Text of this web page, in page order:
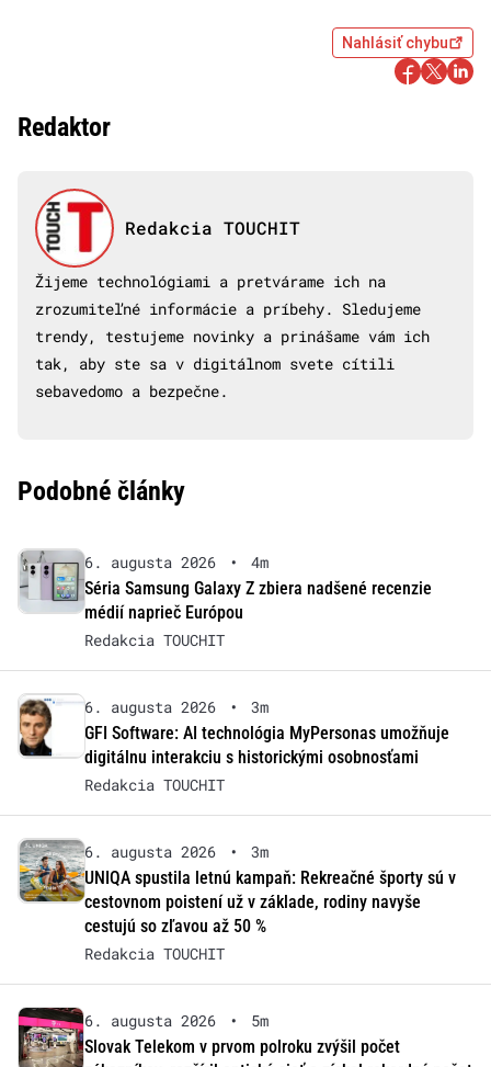
Nahlásiť chybu
Redaktor
Redakcia TOUCHIT
Žijeme technológiami a pretvárame ich na
zrozumiteľné informácie a príbehy. Sledujeme
trendy, testujeme novinky a prinášame vám ich
tak, aby ste sa v digitálnom svete cítili
sebavedomo a bezpečne.
Podobné články
6. augusta 2026 •
4m
Séria Samsung Galaxy Z zbiera nadšené recenzie
médií naprieč Európou
Redakcia TOUCHIT
6. augusta 2026 •
3m
GFI Software: AI technológia MyPersonas umožňuje
digitálnu interakciu s historickými osobnosťami
Redakcia TOUCHIT
6. augusta 2026 •
3m
UNIQA spustila letnú kampaň: Rekreačné športy sú v
cestovnom poistení už v základe, rodiny navyše
cestujú so zľavou až 50 %
Redakcia TOUCHIT
6. augusta 2026 •
5m
Slovak Telekom v prvom polroku zvýšil počet